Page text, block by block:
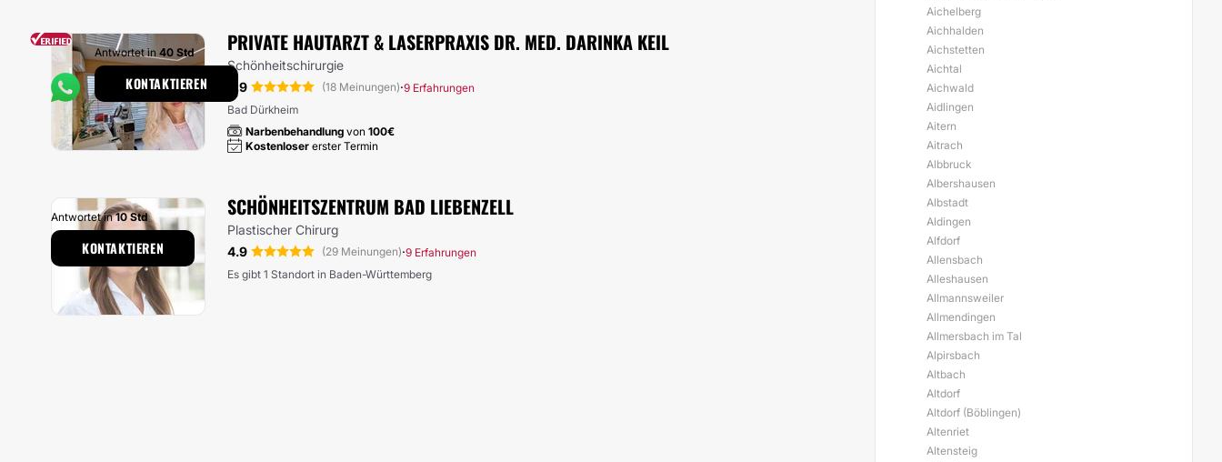
PRIVATE HAUTARZT & LASERPRAXIS DR. MED. DARINKA KEIL
Schönheitschirurgie
4.9
(18 Meinungen)·9 Erfahrungen
Bad Dürkheim
Narbenbehandlung von 100€
Kostenloser erster Termin
Antwortet in 40 Std
KONTAKTIEREN
SCHÖNHEITSZENTRUM BAD LIEBENZELL
Plastischer Chirurg
4.9
(29 Meinungen)·9 Erfahrungen
Es gibt 1 Standort in Baden-Württemberg
Antwortet in10 Std
KONTAKTIEREN
Aichelberg
Aichhalden
Aichstetten
Aichtal
Aichwald
Aidlingen
Aitern
Aitrach
Albbruck
Albershausen
Albstadt
Aldingen
Alfdorf
Allensbach
Alleshausen
Allmannsweiler
Allmendingen
Allmersbach im Tal
Alpirsbach
Altbach
Altdorf
Altdorf (Böblingen)
Altenriet
Altensteig